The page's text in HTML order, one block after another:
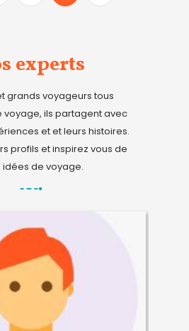
experts
grands voyageurs tous
voyage, ils partagent avec
et et leurs histoires.
profils et inspirez vous de
idées de voyage.